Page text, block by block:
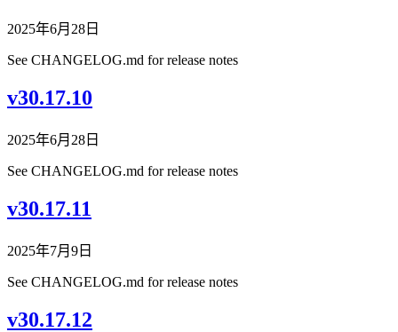
2025年6月28日
See CHANGELOG.md for release notes
v30.17.10
2025年6月28日
See CHANGELOG.md for release notes
v30.17.11
2025年7月9日
See CHANGELOG.md for release notes
v30.17.12